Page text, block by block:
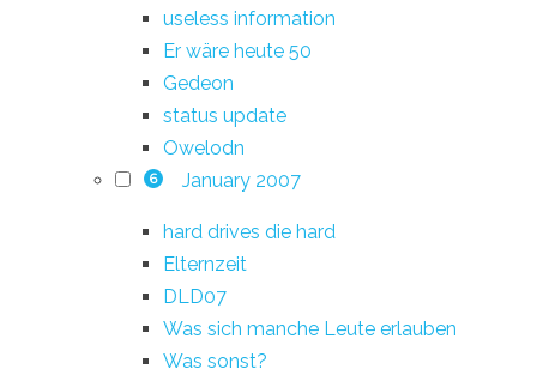
useless information
Er wäre heute 50
Gedeon
status update
Owelodn
6 January 2007
hard drives die hard
Elternzeit
DLD07
Was sich manche Leute erlauben
Was sonst?